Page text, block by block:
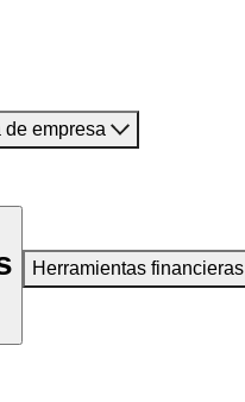
de empresa
Herramientas financieras